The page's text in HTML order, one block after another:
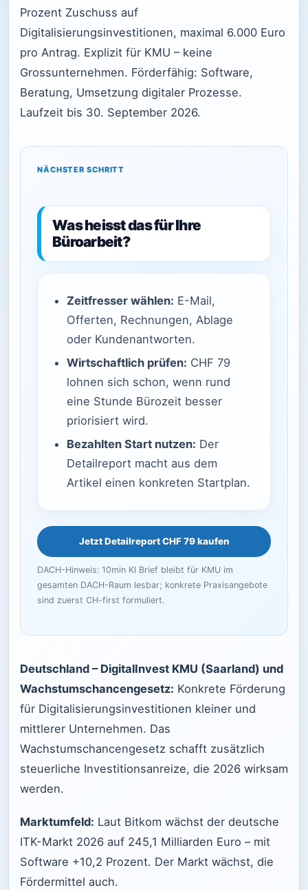
Prozent Zuschuss auf
Digitalisierungsinvestitionen, maximal 6.000 Euro
pro Antrag. Explizit für KMU – keine
Grossunternehmen. Förderfähig: Software,
Beratung, Umsetzung digitaler Prozesse.
Laufzeit bis 30. September 2026.
NÄCHSTER SCHRITT
Was heisst das für Ihre
Büroarbeit?
Zeitfresser wählen: E-Mail,
Offerten, Rechnungen, Ablage
oder Kundenantworten.
Wirtschaftlich prüfen: CHF 79
lohnen sich schon, wenn rund
eine Stunde Bürozeit besser
priorisiert wird.
Bezahlten Start nutzen: Der
Detailreport macht aus dem
Artikel einen konkreten Startplan.
Jetzt Detailreport CHF 79 kaufen
DACH-Hinweis: 10min KI Brief bleibt für KMU im
gesamten DACH-Raum lesbar; konkrete Praxisangebote
sind zuerst CH-first formuliert.
Deutschland – DigitalInvest KMU (Saarland) und
Wachstumschancengesetz: Konkrete Förderung
für Digitalisierungsinvestitionen kleiner und
mittlerer Unternehmen. Das
Wachstumschancengesetz schafft zusätzlich
steuerliche Investitionsanreize, die 2026 wirksam
werden.
Marktumfeld: Laut Bitkom wächst der deutsche
ITK-Markt 2026 auf 245,1 Milliarden Euro – mit
Software +10,2 Prozent. Der Markt wächst, die
Fördermittel auch.